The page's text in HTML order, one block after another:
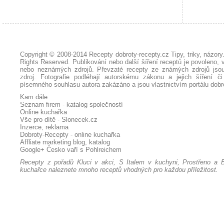
Copyright © 2008-2014 Recepty dobroty-recepty.cz Tipy, triky,
Rights Reserved. Publikování nebo další šíření receptů je povoleno,
nebo neznámých zdrojů. Převzaté recepty ze známých zdrojů
zdroj. Fotografie podléhají autorskému zákonu a jejich šíření
písemného souhlasu autora zakázáno a jsou vlastnictvím portálu
Kam dále:
Seznam firem - katalog společností
Online kuchařka
Vše pro dítě - Slonecek.cz
Inzerce, reklama
Dobroty-Recepty - online kuchařka
Affliate marketing blog, katalog
Google+ Česko vaří s Pohlreichem
Recepty z pořadů Kluci v akci, S Italem v kuchyni, Prostřeno a
kuchařce naleznete mnoho receptů vhodných pro každou příležitost.